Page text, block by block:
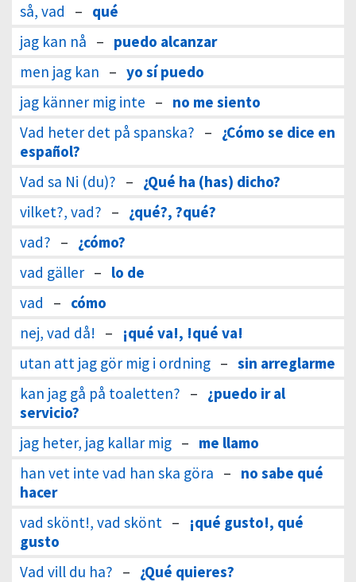
så, vad
– qué
jag kan nå – puedo alcanzar
men jag kan – yo sí puedo
jag känner mig inte – no me siento
Vad heter det på spanska? – ¿Cómo se dice en
español?
Vad sa Ni (du)? – ¿Qué ha (has) dicho?
vilket?, vad? – ¿qué?, ?qué?
vad? – ¿cómo?
vad gäller – lo de
vad
– cómo
nej, vad då! –
¡qué va!, !qué va!
utan att jag gör mig i ordning – sin arreglarme
kan jag gå på toaletten? – ¿puedo ir al
servicio?
jag heter, jag kallar mig – me llamo
han vet inte vad han ska göra – no sabe qué
hacer
vad skönt!, vad skönt –
¡qué gusto!, qué
gusto
Vad vill du ha? – ¿Qué quieres?